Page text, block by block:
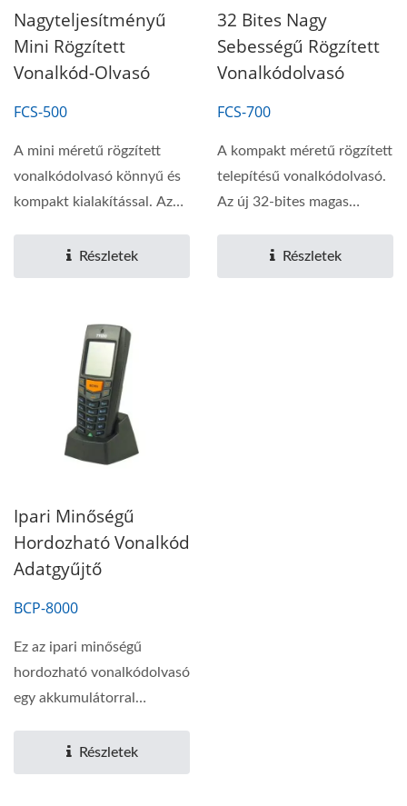
Nagyteljesítményű
Mini Rögzített
Vonalkód-Olvasó
FCS-500
A mini méretű rögzített
vonalkódolvasó könnyű és
kompakt kialakítással. Az
Részletek
32 Bites Nagy
Sebességű Rögzített
Vonalkódolvasó
FCS-700
A kompakt méretű rögzített
telepítésű vonalkódolvasó.
Az új 32-bites magas
Részletek
Ipari Minőségű
Hordozható Vonalkód
Adatgyűjtő
BCP-8000
Ez az ipari minőségű
hordozható vonalkódolvasó
egy akkumulátorral
Részletek